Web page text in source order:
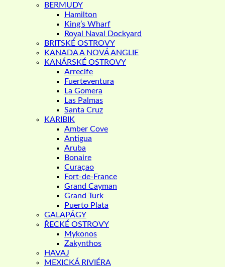
BERMUDY
Hamilton
King’s Wharf
Royal Naval Dockyard
BRITSKÉ OSTROVY
KANADA A NOVÁ ANGLIE
KANÁRSKÉ OSTROVY
Arrecife
Fuerteventura
La Gomera
Las Palmas
Santa Cruz
KARIBIK
Amber Cove
Antigua
Aruba
Bonaire
Curaçao
Fort-de-France
Grand Cayman
Grand Turk
Puerto Plata
GALAPÁGY
ŘECKÉ OSTROVY
Mykonos
Zakynthos
HAVAJ
MEXICKÁ RIVIÉRA